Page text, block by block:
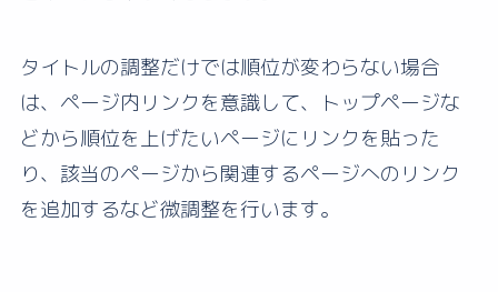
タイトルの調整だけでは順位が変わらない場合
は、ページ内リンクを意識して、トップページな
どから順位を上げたいページにリンクを貼った
り、該当のページから関連するページへのリンク
を追加するなど微調整を行います。